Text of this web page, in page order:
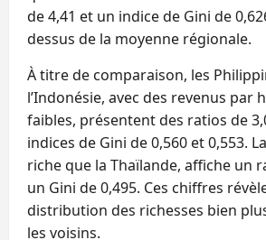
de 4,41 et un indice de Gini de
dessus de la moyenne régionale.
À titre de comparaison, les
l’Indonésie, avec des revenus par
faibles, présentent des ratios de
indices de Gini de 0,560 et 0,553.
riche que la Thaïlande, affiche un
un Gini de 0,495. Ces chiffres
distribution des richesses bien
les voisins.